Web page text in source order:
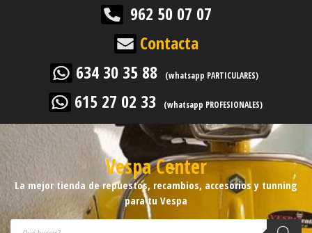
962 50 07 07
Contacta
634 30 35 88
(whatsapp PARTICULARES)
615 27 02 33 (whatsapp PROFESIONALES)
Vespa Center
La mejor tienda de repuestos, recambios, accesorios y tunning
para tu Vespa
Búsqueda de productos